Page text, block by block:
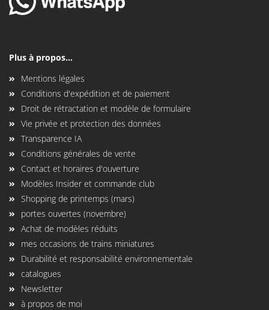
Plus à propos...
Mentions légales
Conditions d'expédition et de paiement
Droit de rétractation et modèle de formulaire
Vie privée et protection des données
Transparence IA
Conditions générales de vente
Contact et horaires d'ouverture
Modèles Insider et commande club
Shopping de printemps (mars)
portes ouvertes (novembre)
Achat de modèles réduits
mes occasions de trains miniatures
Durabilité et responsabilité environnementale
catalogues
Newsletter
à propos de moi